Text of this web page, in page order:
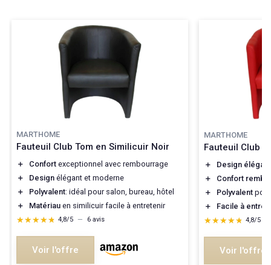
MARTHOME
Fauteuil Club Tom en Similicuir Noir
＋ Confort exceptionnel avec rembourrage
＋
Design élégant et moderne
＋
Polyvalent: idéal pour salon, bureau, hôtel
＋
Matériau en similicuir facile à entretenir
★★★★★
★★★★★ 4,8/5 — 6 avis
Voir l'offre
MARTHOME
Fauteuil Club
＋
Design élégant
＋
Confort
＋
Polyvalent
＋
Facile à
★★★★★
★★★★★ 4,8/5
Voir l'offre